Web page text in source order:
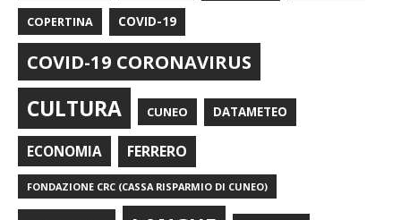
COPERTINA COVID-19
COVID-19 CORONAVIRUS
CULTURA CUNEO DATAMETEO
ECONOMIA FERRERO
FONDAZIONE CRC (CASSA RISPARMIO DI CUNEO)